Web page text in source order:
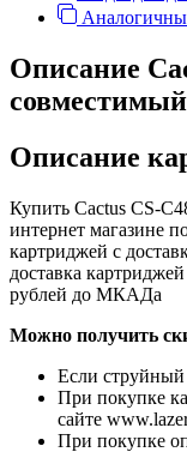
Описание
Описание
Купить Cactus CS-
интернет магазине
картриджей с
доставка
рублей до МКАДа
Можно получить
Если струйный
При покупке
сайте
При покупке